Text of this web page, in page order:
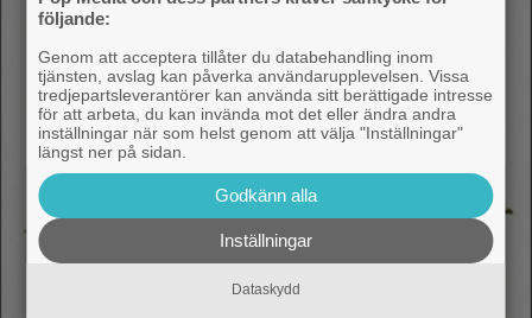
följande:
Genom att acceptera tillåter du databehandling inom
tjänsten, avslag kan påverka användarupplevelsen. Vissa
tredjepartsleverantörer kan använda sitt berättigade intresse
för att arbeta, du kan invända mot det eller ändra andra
inställningar när som helst genom att välja "Inställningar"
längst ner på sidan.
Godkänn alla
Inställningar
Dataskydd